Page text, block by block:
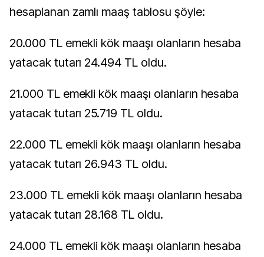
hesaplanan zamlı maaş tablosu şöyle:
20.000 TL emekli kök maaşı olanların hesaba
yatacak tutarı 24.494 TL oldu.
21.000 TL emekli kök maaşı olanların hesaba
yatacak tutarı 25.719 TL oldu.
22.000 TL emekli kök maaşı olanların hesaba
yatacak tutarı 26.943 TL oldu.
23.000 TL emekli kök maaşı olanların hesaba
yatacak tutarı 28.168 TL oldu.
24.000 TL emekli kök maaşı olanların hesaba